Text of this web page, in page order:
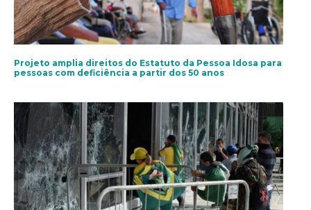
Projeto amplia direitos do Estatuto da Pessoa Idosa para
pessoas com deficiência a partir dos 50 anos